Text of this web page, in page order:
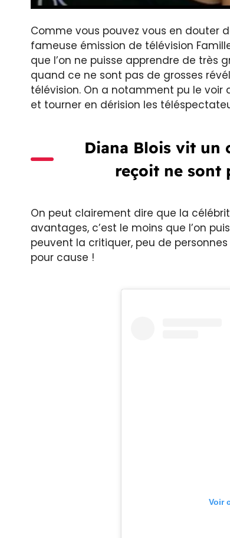
Comme vous pouvez vous en douter
fameuse émission de télévision
que l’on ne puisse apprendre de très
quand ce ne sont pas de grosses
télévision. On a notamment pu le
et tourner en dérision les
Diana Blois vit un
reçoit ne sont
On peut clairement dire que la
avantages, c’est le moins que l’on
peuvent la critiquer, peu de
pour cause !
Voir